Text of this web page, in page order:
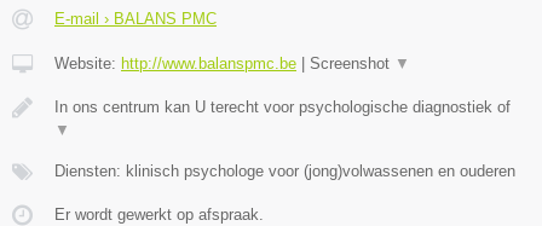
E-mail › BALANS PMC
Website: http://www.balanspmc.be Screenshot ▼
In ons centrum kan U terecht voor psychologische diagnostiek of
▼
Diensten: klinisch psychologe voor (jong)volwassenen en ouderen
Er wordt gewerkt op afspraak.